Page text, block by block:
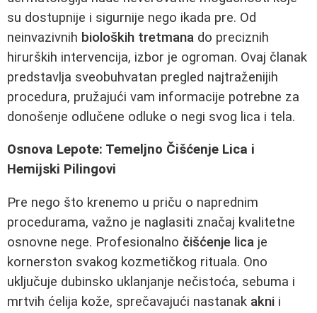
su dostupnije i sigurnije nego ikada pre. Od
neinvazivnih bioloških tretmana do preciznih
hirurških intervencija, izbor je ogroman. Ovaj članak
predstavlja sveobuhvatan pregled najtraženijih
procedura, pružajući vam informacije potrebne za
donošenje odlučene odluke o negi svog lica i tela.
Osnova Lepote: Temeljno Čišćenje Lica i
Hemijski Pilingovi
Pre nego što krenemo u priču o naprednim
procedurama, važno je naglasiti značaj kvalitetne
osnovne nege. Profesionalno čišćenje lica je
kornerston svakog kozmetičkog rituala. Ono
uključuje dubinsko uklanjanje nečistoća, sebuma i
mrtvih ćelija kože, sprečavajući nastanak akni i